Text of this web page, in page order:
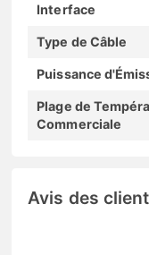
Interface
Type de Câble
Puissance
Plage de
Commerciale
Avis des